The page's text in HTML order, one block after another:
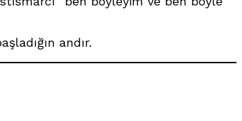
andır.